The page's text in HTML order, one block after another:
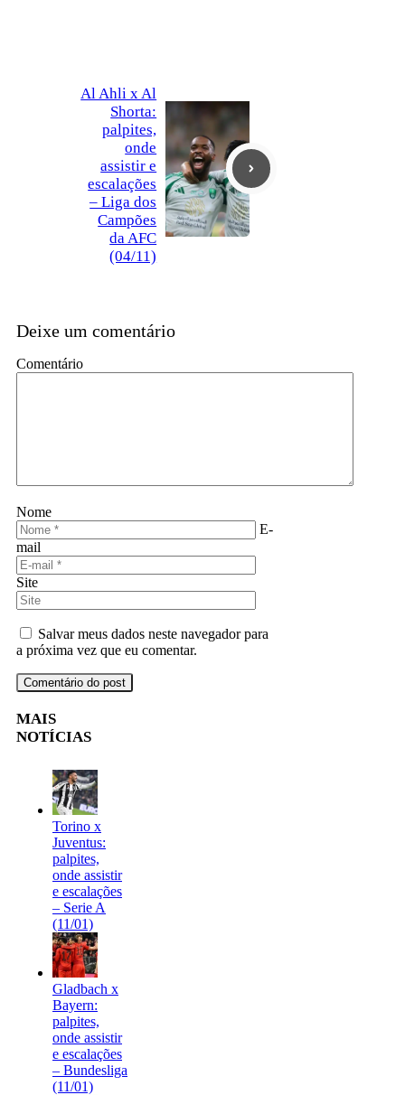
Al Ahli x Al
Shorta:
palpites,
onde
assistir e
escalações
– Liga dos
Campões
da AFC
(04/11)
Deixe um comentário
Comentário
Nome
E-
mail
Site
Salvar meus dados neste navegador para
a próxima vez que eu comentar.
MAIS
NOTÍCIAS
Torino x
Juventus:
palpites,
onde assistir
e escalações
– Serie A
(11/01)
Gladbach x
Bayern:
palpites,
onde assistir
e escalações
– Bundesliga
(11/01)